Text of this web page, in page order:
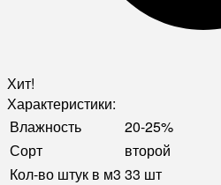
Хит!
Характеристики:
Влажность
20-25%
Сорт
второй
Кол-во штук в м3 33 шт